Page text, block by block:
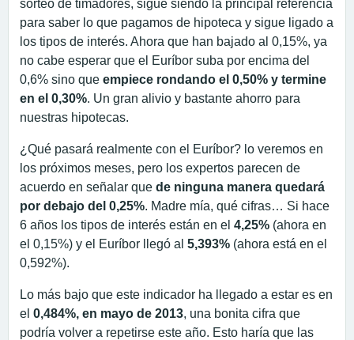
sorteo de timadores, sigue siendo la principal referencia
para saber lo que pagamos de hipoteca y sigue ligado a
los tipos de interés. Ahora que han bajado al 0,15%, ya
no cabe esperar que el Euríbor suba por encima del
0,6% sino que empiece rondando el 0,50% y termine
en el 0,30%. Un gran alivio y bastante ahorro para
nuestras hipotecas.
¿Qué pasará realmente con el Euríbor? lo veremos en
los próximos meses, pero los expertos parecen de
acuerdo en señalar que de ninguna manera quedará
por debajo del 0,25%. Madre mía, qué cifras… Si hace
6 años los tipos de interés están en el 4,25% (ahora en
el 0,15%) y el Euríbor llegó al 5,393% (ahora está en el
0,592%).
Lo más bajo que este indicador ha llegado a estar es en
el 0,484%, en mayo de 2013, una bonita cifra que
podría volver a repetirse este año. Esto haría que las